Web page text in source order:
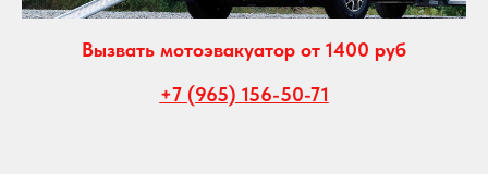
Вызвать мотоэвакуатор от 1400 руб
+7 (965) 156-50-71